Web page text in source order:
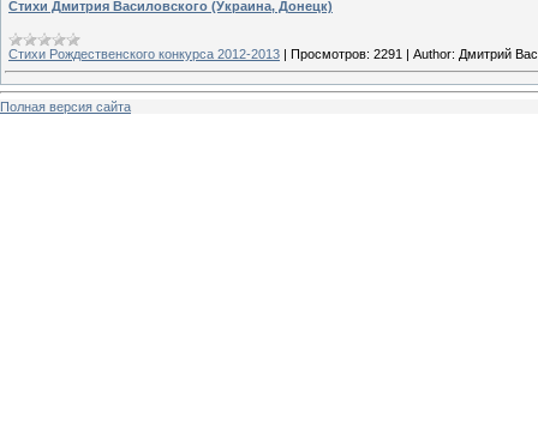
Стихи Дмитрия Василовского (Украина, Донецк)
Стихи Рождественского конкурса 2012-2013 | Просмотров: 2291 | Author: Дмитрий
Полная версия сайта